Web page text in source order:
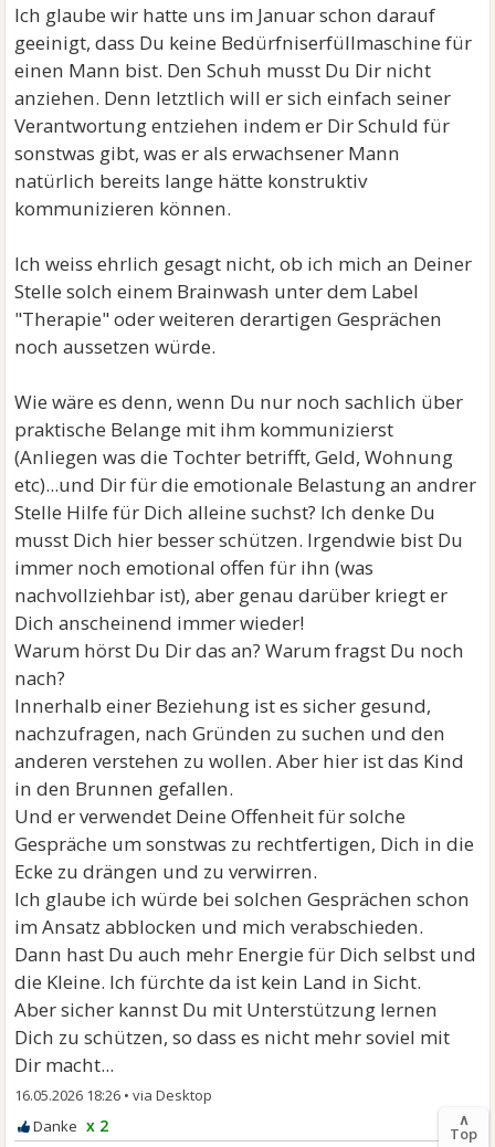
Ich glaube wir hatte uns im Januar schon darauf
geeinigt, dass Du keine Bedürfniserfüllmaschine für
einen Mann bist. Den Schuh musst Du Dir nicht
anziehen. Denn letztlich will er sich einfach seiner
Verantwortung entziehen indem er Dir Schuld für
sonstwas gibt, was er als erwachsener Mann
natürlich bereits lange hätte konstruktiv
kommunizieren können.
Ich weiss ehrlich gesagt nicht, ob ich mich an Deiner
Stelle solch einem Brainwash unter dem Label
"Therapie" oder weiteren derartigen Gesprächen
noch aussetzen würde.
Wie wäre es denn, wenn Du nur noch sachlich über
praktische Belange mit ihm kommunizierst
(Anliegen was die Tochter betrifft, Geld, Wohnung
etc)...und Dir für die emotionale Belastung an andrer
Stelle Hilfe für Dich alleine suchst? Ich denke Du
musst Dich hier besser schützen. Irgendwie bist Du
immer noch emotional offen für ihn (was
nachvollziehbar ist), aber genau darüber kriegt er
Dich anscheinend immer wieder!
Warum hörst Du Dir das an? Warum fragst Du noch
nach?
Innerhalb einer Beziehung ist es sicher gesund,
nachzufragen, nach Gründen zu suchen und den
anderen verstehen zu wollen. Aber hier ist das Kind
in den Brunnen gefallen.
Und er verwendet Deine Offenheit für solche
Gespräche um sonstwas zu rechtfertigen, Dich in die
Ecke zu drängen und zu verwirren.
Ich glaube ich würde bei solchen Gesprächen schon
im Ansatz abblocken und mich verabschieden.
Dann hast Du auch mehr Energie für Dich selbst und
die Kleine. Ich fürchte da ist kein Land in Sicht.
Aber sicher kannst Du mit Unterstützung lernen
Dich zu schützen, so dass es nicht mehr soviel mit
Dir macht...
16.05.2026 18:26 •
x 2 ∧
Top